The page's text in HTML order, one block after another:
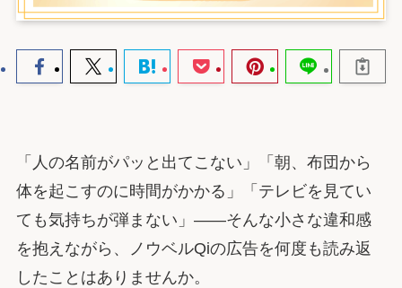
「人の名前がパッと出てこない」「朝、布団から
体を起こすのに時間がかかる」「テレビを見てい
ても気持ちが弾まない」――そんな小さな違和感
を抱えながら、ノウベルQiの広告を何度も読み返
したことはありませんか。